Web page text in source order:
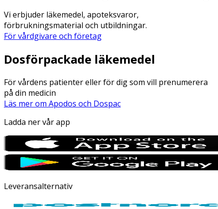
Vi erbjuder läkemedel, apoteksvaror,
förbrukningsmaterial och utbildningar.
För vårdgivare och företag
Dosförpackade läkemedel
För vårdens patienter eller för dig som vill prenumerera
på din medicin
Läs mer om Apodos och Dospac
Ladda ner vår app
Leveransalternativ